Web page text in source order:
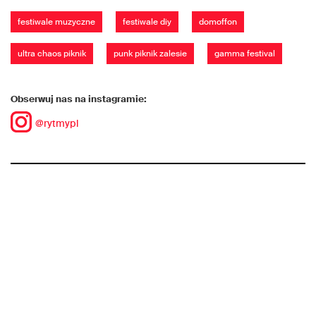
festiwale muzyczne festiwale diy domoffon
ultra chaos piknik punk piknik zalesie gamma festival
Obserwuj nas na instagramie:
@rytmypl